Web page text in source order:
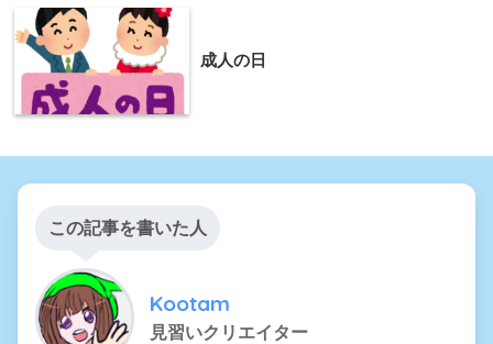
成人の日
この記事を書いた人
Kootam
見習いクリエイター